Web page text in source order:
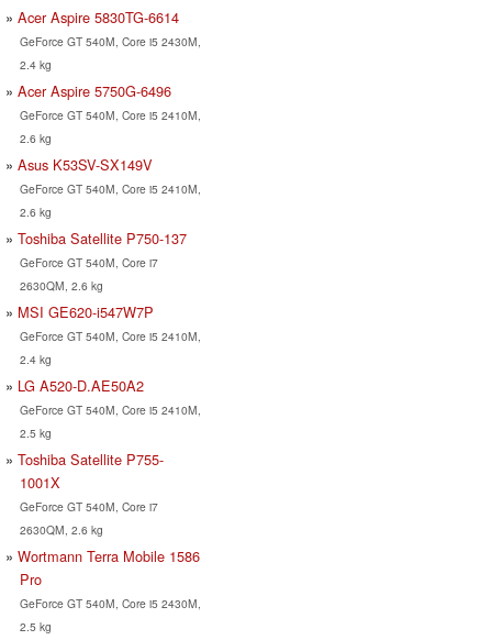
Acer Aspire 5830TG-6614
GeForce GT 540M, Core i5 2430M,
2.4 kg
Acer Aspire 5750G-6496
GeForce GT 540M, Core i5 2410M,
2.6 kg
Asus K53SV-SX149V
GeForce GT 540M, Core i5 2410M,
2.6 kg
Toshiba Satellite P750-137
GeForce GT 540M, Core i7
2630QM, 2.6 kg
MSI GE620-i547W7P
GeForce GT 540M, Core i5 2410M,
2.4 kg
LG A520-D.AE50A2
GeForce GT 540M, Core i5 2410M,
2.5 kg
Toshiba Satellite P755-
1001X
GeForce GT 540M, Core i7
2630QM, 2.6 kg
Wortmann Terra Mobile 1586
Pro
GeForce GT 540M, Core i5 2430M,
2.5 kg